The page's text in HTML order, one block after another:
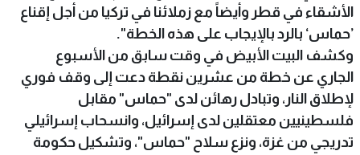
الأشقاء في قطر وأيضاً مع زملائنا في تركيا من أجل إقناع
’حماس‘ بالرد بالإيجاب على هذه الخطة".
وكشف البيت الأبيض في وقت سابق من الأسبوع
الجاري عن خطة من عشرين نقطة دعت إلى وقف فوري
لإطلاق النار، وتبادل رهائن لدى "حماس" مقابل
فلسطينيين معتقلين لدى إسرائيل، وانسحاب إسرائيلي
تدريجي من غزة، ونزع سلاح "حماس"، وتشكيل حكومة